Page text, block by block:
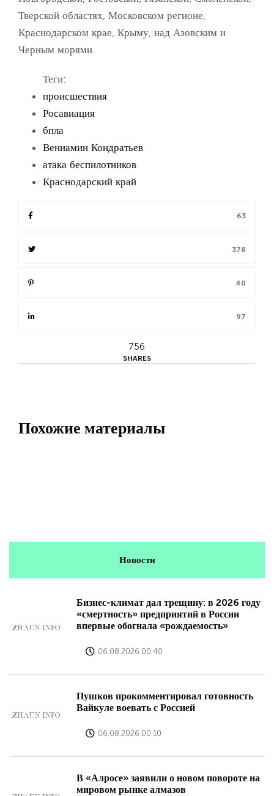
63
378
40
97
756
SHARES
Тверской областях, Московском регионе,
Краснодарском крае, Крыму, над Азовским и
Черным морями.
Теги:
происшествия
Росавиация
бпла
Вениамин Кондратьев
атака беспилотников
Краснодарский край
Похожие материалы
Новости
Бизнес-климат дал трещину: в 2026 году
«смертность» предприятий в России
впервые обогнала «рождаемость»
06.08.2026 00:40
Пушков прокомментировал готовность
Вайкуле воевать с Россией
06.08.2026 00:10
В «Алросе» заявили о новом повороте на
мировом рынке алмазов